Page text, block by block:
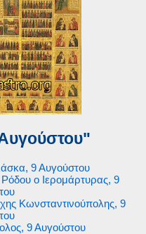
9 Αυγούστου
ο Ιερομάρτυρας, 9
Κωνσταντινούπολης, 9
9 Αυγούστου